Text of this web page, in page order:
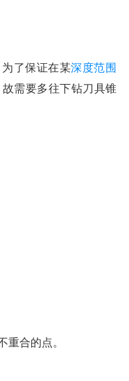
了保证在某深度范围
需要多往下钻刀具锥
重合的点。